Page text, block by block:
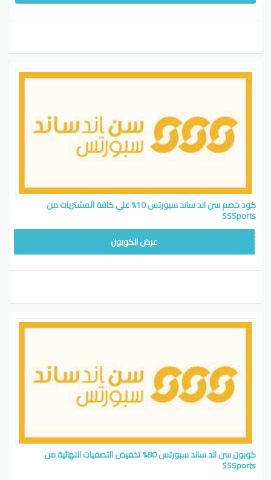
كود خصم سن اند ساند سبورتس 10% علي كافة المشتريات من
SSSports
عرض الكوبون
كوبون سن اند ساند سبورتس 80% تخفيض التصفيات النهائية من
SSSports